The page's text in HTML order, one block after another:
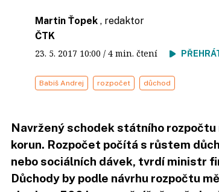
Martin Ťopek , redaktor
ČTK
23. 5. 2017 10:00 / 4 min. čtení
Babiš Andrej rozpočet důchod
Navržený schodek státního
korun. Rozpočet počítá s růstem
nebo sociálních dávek, tvrdí ministr
Důchody by podle návrhu rozpočtu